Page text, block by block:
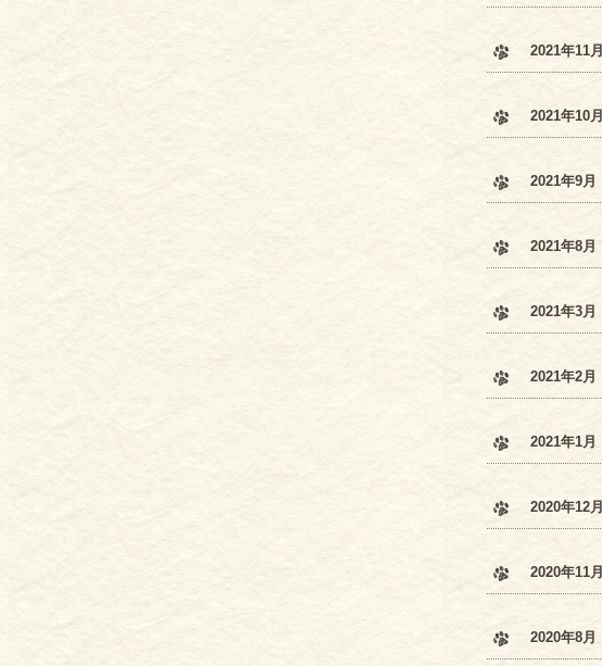
2021年11月
2021年10月
2021年9月
2021年8月
2021年3月
2021年2月
2021年1月
2020年12月
2020年11月
2020年8月